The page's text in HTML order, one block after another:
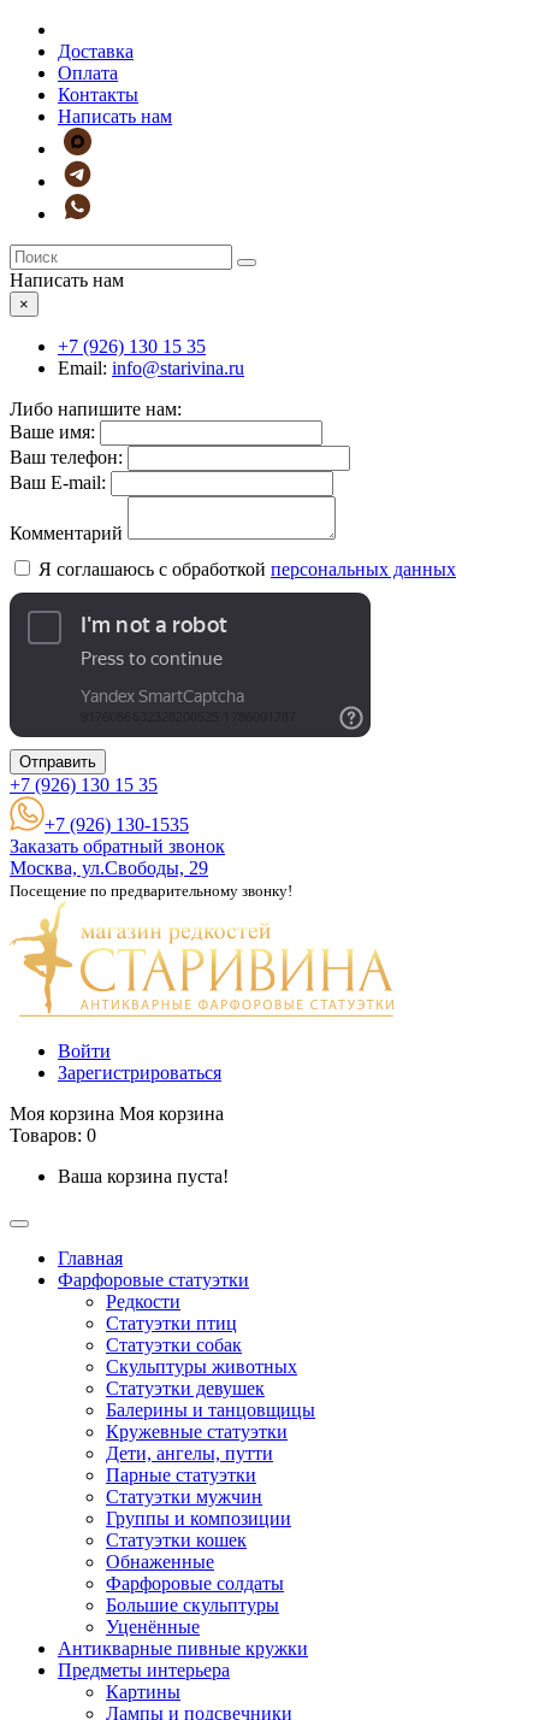
Доставка
Оплата
Контакты
Написать нам
Написать нам
×
+7 (926) 130 15 35
Email: info@starivina.ru
Либо напишите нам:
Ваше имя:
Ваш телефон:
Ваш E-mail:
Комментарий
Я соглашаюсь с обработкой персональных данных
Отправить
+7 (926) 130 15 35
+7 (926) 130-1535
Заказать обратный звонок
Москва, ул.Свободы, 29
Посещение по предварительному звонку!
Войти
Зарегистрироваться
Моя корзина Моя корзина
Товаров: 0
Ваша корзина пуста!
Главная
Фарфоровые статуэтки
Редкости
Cтатуэтки птиц
Cтатуэтки собак
Скульптуры животных
Статуэтки девушек
Балерины и танцовщицы
Кружевные статуэтки
Дети, ангелы, путти
Парные статуэтки
Статуэтки мужчин
Группы и композиции
Статуэтки кошек
Обнаженные
Фарфоровые солдаты
Большие скульптуры
Уценённые
Антикварные пивные кружки
Предметы интерьера
Картины
Лампы и подсвечники